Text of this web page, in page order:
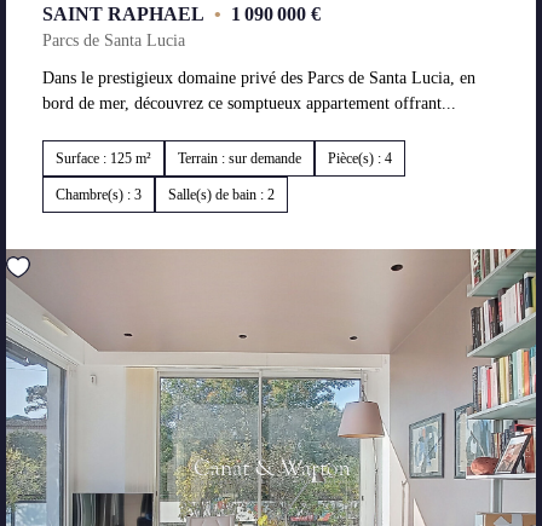
SAINT RAPHAEL • 1 090 000 €
Parcs de Santa Lucia
Dans le prestigieux domaine privé des Parcs de Santa Lucia, en
bord de mer, découvrez ce somptueux appartement offrant...
Surface : 125 m² Terrain : sur demande Pièce(s) : 4
Chambre(s) : 3 Salle(s) de bain : 2